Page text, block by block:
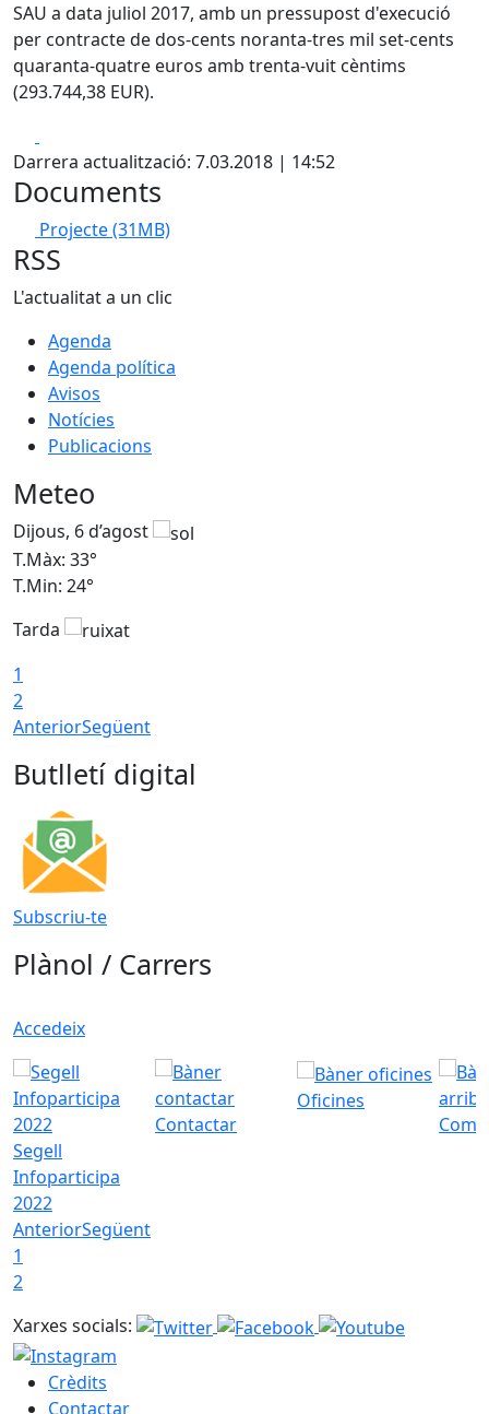
SAU a data juliol 2017, amb un pressupost d'execució
per contracte de dos-cents noranta-tres mil set-cents
quaranta-quatre euros amb trenta-vuit cèntims
(293.744,38 EUR).
Darrera actualització: 7.03.2018 | 14:52
Documents
Projecte(31MB)
RSS
L'actualitat a un clic
Agenda
Agenda política
Avisos
Notícies
Publicacions
Meteo
Dijous, 6 d’agost
T.Màx: 33°
T.Min: 24°
Tarda
1
2
AnteriorSegüent
Butlletí digital
Subscriu-te
Plànol / Carrers
Accedeix
Segell
Infoparticipa
2022
Contactar
Oficines
Com
AnteriorSegüent
1
2
Xarxes socials:
Crèdits
Contactar